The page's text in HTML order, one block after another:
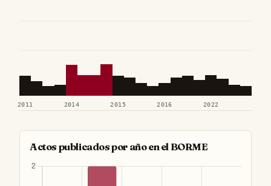
2011 2014 2015 2016 2022
Actos publicados por año en el BORME